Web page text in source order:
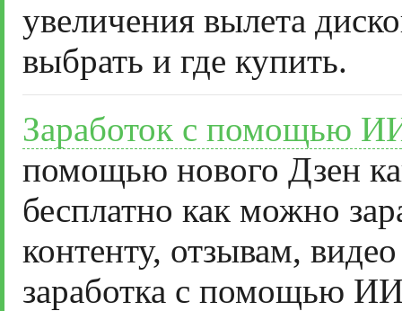
увеличения вылета
выбрать и где купить.
Заработок с помощью
помощью нового Дзен
бесплатно как можно
контенту, отзывам,
заработка с помощью